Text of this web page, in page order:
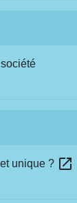
unique ? open_in_new